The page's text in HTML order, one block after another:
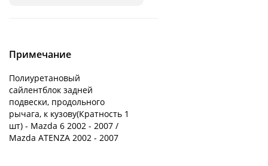
Примечание
Полиуретановый
сайлентблок задней
подвески, продольного
рычага, к кузову(Кратность 1
шт) - Mazda 6 2002 - 2007 /
Mazda ATENZA 2002 - 2007